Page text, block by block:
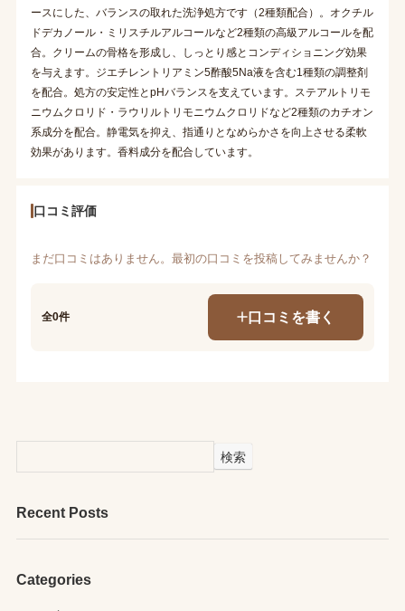
ースにした、バランスの取れた洗浄処方です（2種類配合）。オクチル
ドデカノール・ミリスチルアルコールなど2種類の高級アルコールを配
合。クリームの骨格を形成し、しっとり感とコンディショニング効果
を与えます。ジエチレントリアミン5酢酸5Na液を含む1種類の調整剤
を配合。処方の安定性とpHバランスを支えています。ステアルトリモ
ニウムクロリド・ラウリルトリモニウムクロリドなど2種類のカチオン
系成分を配合。静電気を抑え、指通りとなめらかさを向上させる柔軟
効果があります。香料成分を配合しています。
口コミ評価
まだ口コミはありません。最初の口コミを投稿してみませんか？
全0件 口コミを書く
検索
Recent Posts
Categories